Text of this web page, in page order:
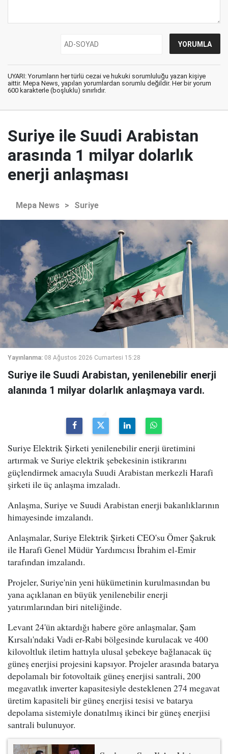
UYARI: Yorumların her türlü cezai ve hukuki sorumluluğu yazan kişiye
aittir. Mepa News, yapılan yorumlardan sorumlu değildir. Her bir yorum
600 karakterle (boşluklu) sınırlıdır.
Suriye ile Suudi Arabistan
arasında 1 milyar dolarlık
enerji anlaşması
Mepa News > Suriye
Yayınlanma: 08 Ağustos 2026 Cumartesi 15:28
Suriye ile Suudi Arabistan, yenilenebilir enerji
alanında 1 milyar dolarlık anlaşmaya vardı.
Suriye Elektrik Şirketi yenilenebilir enerji üretimini
artırmak ve Suriye elektrik şebekesinin istikrarını
güçlendirmek amacıyla Suudi Arabistan merkezli Harafi
şirketi ile üç anlaşma imzaladı.
Anlaşma, Suriye ve Suudi Arabistan enerji bakanlıklarının
himayesinde imzalandı.
Anlaşmalar, Suriye Elektrik Şirketi CEO'su Ömer Şakruk
ile Harafi Genel Müdür Yardımcısı İbrahim el-Emir
tarafından imzalandı.
Projeler, Suriye'nin yeni hükümetinin kurulmasından bu
yana açıklanan en büyük yenilenebilir enerji
yatırımlarından biri niteliğinde.
Levant 24'ün aktardığı habere göre anlaşmalar, Şam
Kırsalı'ndaki Vadi er-Rabi bölgesinde kurulacak ve 400
kilovoltluk iletim hattıyla ulusal şebekeye bağlanacak üç
güneş enerjisi projesini kapsıyor. Projeler arasında batarya
depolamalı bir fotovoltaik güneş enerjisi santrali, 200
megavatlık inverter kapasitesiyle desteklenen 274 megavat
üretim kapasiteli bir güneş enerjisi tesisi ve batarya
depolama sistemiyle donatılmış ikinci bir güneş enerjisi
santrali bulunuyor.